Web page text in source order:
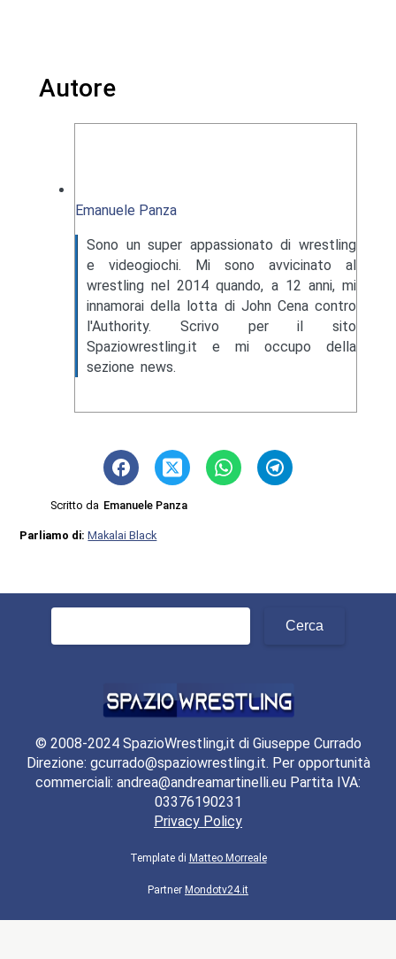
Autore
Emanuele Panza
Sono un super appassionato di wrestling
e videogiochi. Mi sono avvicinato al
wrestling nel 2014 quando, a 12 anni, mi
innamorai della lotta di John Cena contro
l'Authority. Scrivo per il sito
Spaziowrestling.it e mi occupo della
sezione news.
Scritto da Emanuele Panza
Parliamo di:Makalai Black
© 2008-2024 SpazioWrestling,it di Giuseppe Currado
Direzione: gcurrado@spaziowrestling.it. Per opportunità
commerciali: andrea@andreamartinelli.eu Partita IVA:
03376190231
Privacy Policy
Template di Matteo Morreale
Partner Mondotv24.it